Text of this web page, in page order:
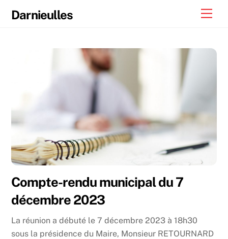
Darnieulles
Compte-rendu municipal du 7
décembre 2023
La réunion a débuté le 7 décembre 2023 à 18h30
sous la présidence du Maire, Monsieur RETOURNARD